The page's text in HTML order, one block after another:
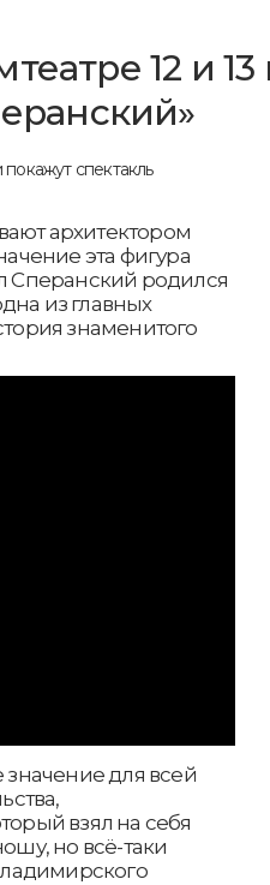
12 и
архитектором
эта фигура
Сперанский родился
из главных
знаменитого
для всей
взял на себя
но всё-таки